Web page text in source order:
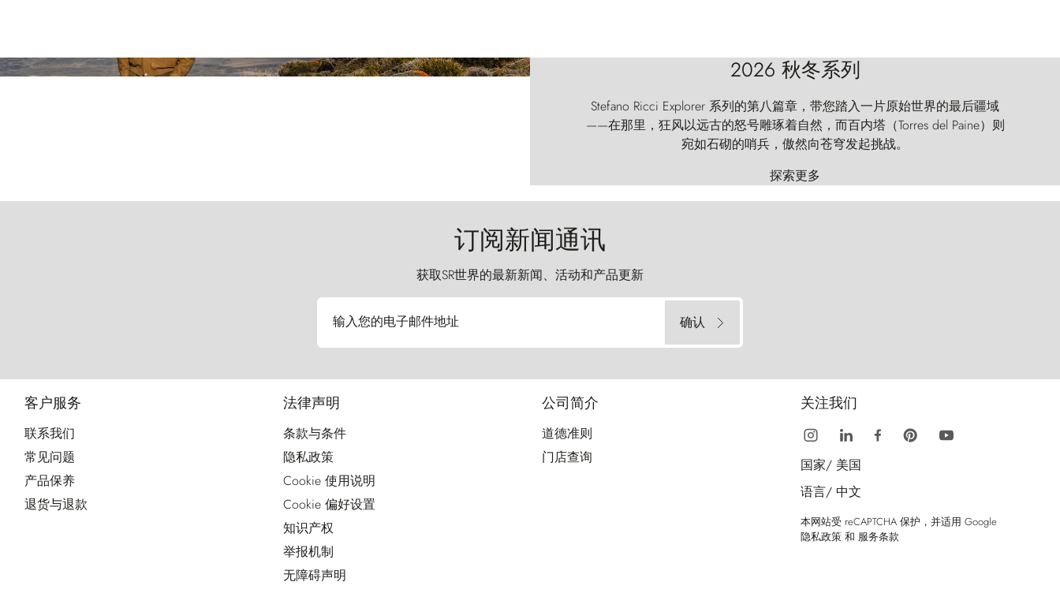
2026 秋冬系列
Stefano Ricci Explorer 系列的第八篇章，带您踏入一片原始世界的最后疆域
——在那里，狂风以远古的怒号雕琢着自然，而百内塔（Torres del Paine）则
宛如石砌的哨兵，傲然向苍穹发起挑战。
探索更多
订阅新闻通讯
获取SR世界的最新新闻、活动和产品更新
输入您的电子邮件地址 确认
客户服务
联系我们
常见问题
产品保养
退货与退款
法律声明
条款与条件
隐私政策
Cookie 使用说明
Cookie 偏好设置
知识产权
举报机制
无障碍声明
公司简介
道德准则
门店查询
关注我们
国家/ 美国
语言/ 中文
本网站受 reCAPTCHA 保护，并适用 Google
隐私政策 和 服务条款